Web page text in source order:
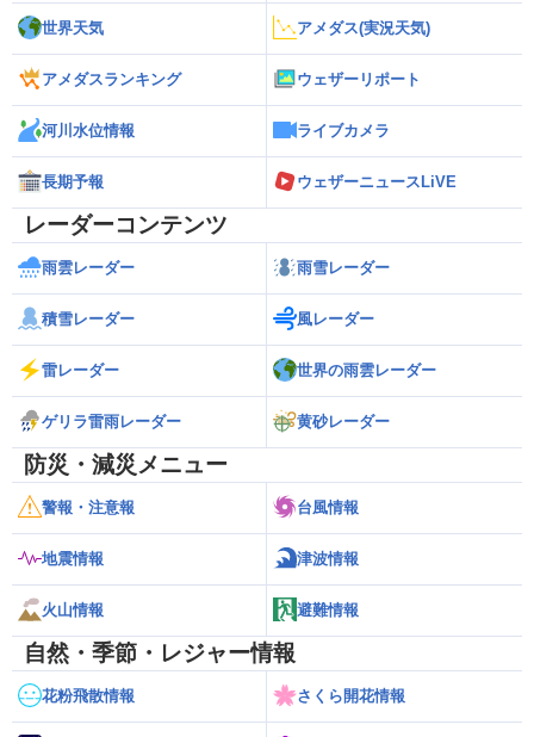
世界天気 アメダス(実況天気)
アメダスランキング ウェザーリポート
河川水位情報 ライブカメラ
長期予報 ウェザーニュースLiVE
レーダーコンテンツ
雨雲レーダー 雨雪レーダー
積雪レーダー 風レーダー
雷レーダー 世界の雨雲レーダー
ゲリラ雷雨レーダー 黄砂レーダー
防災・減災メニュー
警報・注意報 台風情報
地震情報 津波情報
火山情報 避難情報
自然・季節・レジャー情報
花粉飛散情報 さくら開花情報